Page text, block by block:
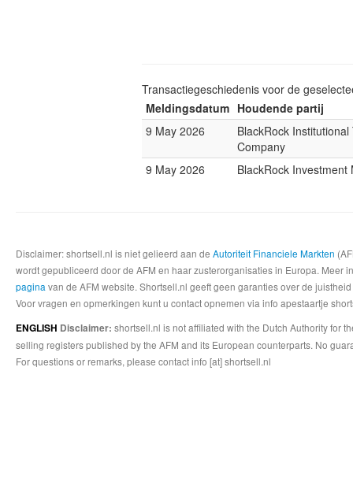
Transactiegeschiedenis voor de
Meldingsdatum Houdende partij
9 May 2026
BlackRock Institutional
Company
9 May 2026
BlackRock Investment
Disclaimer: shortsell.nl is niet gelieerd aan de Autoriteit Financiele Markten
wordt gepubliceerd door de AFM en haar zusterorganisaties in Europa.
pagina van de AFM website. Shortsell.nl geeft geen garanties over de
Voor vragen en opmerkingen kunt u contact opnemen via info apestaartje
ENGLISH Disclaimer: shortsell.nl is not affiliated with the Dutch Authority for
selling registers published by the AFM and its European counterparts. No
For questions or remarks, please contact info [at] shortsell.nl